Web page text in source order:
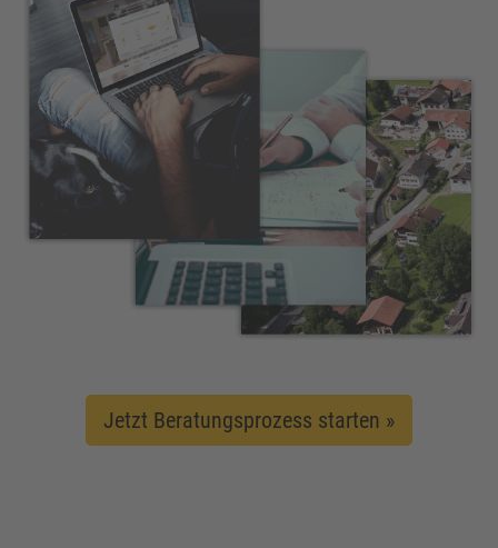
Jetzt Beratungsprozess starten »